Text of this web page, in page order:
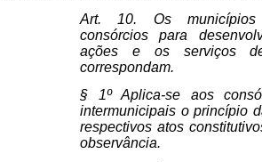
Art. 10. Os municípios
consórcios para
ações e os serviços
correspondam.
§ 1º Aplica-se aos
intermunicipais o princípio
respectivos atos
observância.